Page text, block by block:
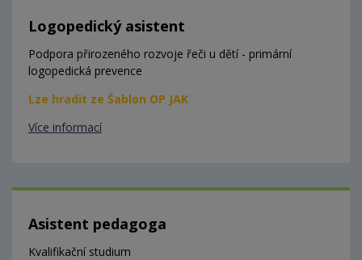
Logopedický asistent
Podpora přirozeného rozvoje řeči u dětí - primární
logopedická prevence
Lze hradit ze Šablon OP JAK
Více informací
Asistent pedagoga
Kvalifikační studium